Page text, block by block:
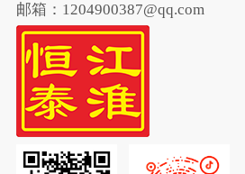
邮箱：1204900387@qq.com